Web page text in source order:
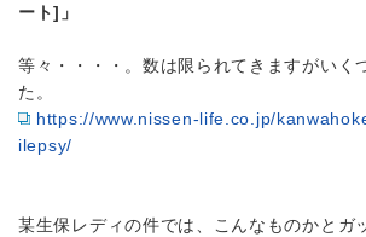
ート]」
等々・・・・。数は限られてきますがいく
た。
https://www.nissen-life.co.jp/
ilepsy/
某生保レディの件では、こんなものかとガ